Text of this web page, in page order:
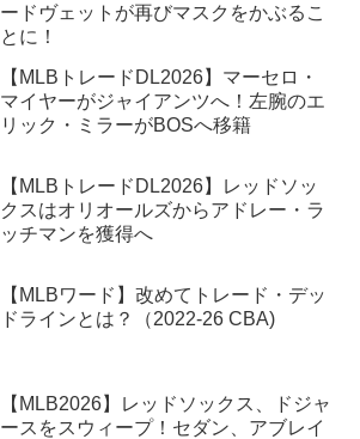
ードヴェットが再びマスクをかぶるこ
とに！
【MLBトレードDL2026】マーセロ・
マイヤーがジャイアンツへ！左腕のエ
リック・ミラーがBOSへ移籍
【MLBトレードDL2026】レッドソッ
クスはオリオールズからアドレー・ラ
ッチマンを獲得へ
【MLBワード】改めてトレード・デッ
ドラインとは？（2022-26 CBA)
【MLB2026】レッドソックス、ドジャ
ースをスウィープ！セダン、アブレイ